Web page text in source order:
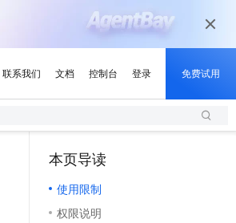
本页导读
使用限制
权限说明